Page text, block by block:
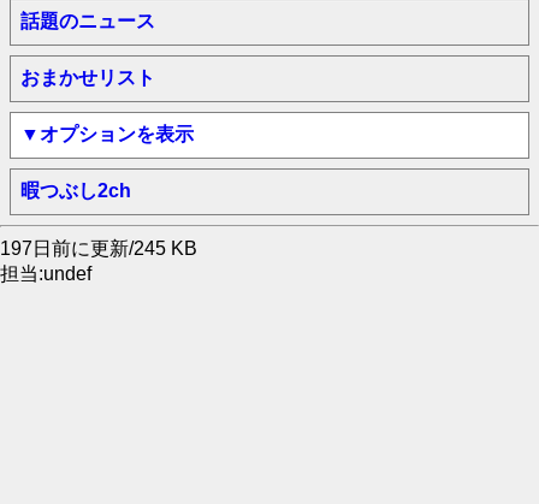
話題のニュース
おまかせリスト
▼オプションを表示
暇つぶし2ch
197日前に更新/245 KB
担当:undef